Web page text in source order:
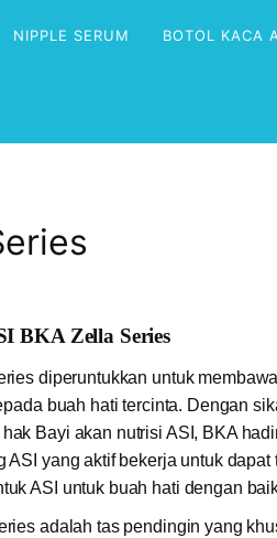
NIPPLE SERUM BOTOL KACA
BKA Zella Series
diperuntukkan untuk membawa
buah hati tercinta. Dengan
Bayi akan nutrisi ASI, BKA
yang aktif bekerja untuk dapat
ASI untuk buah hati dengan
adalah tas pendingin yang